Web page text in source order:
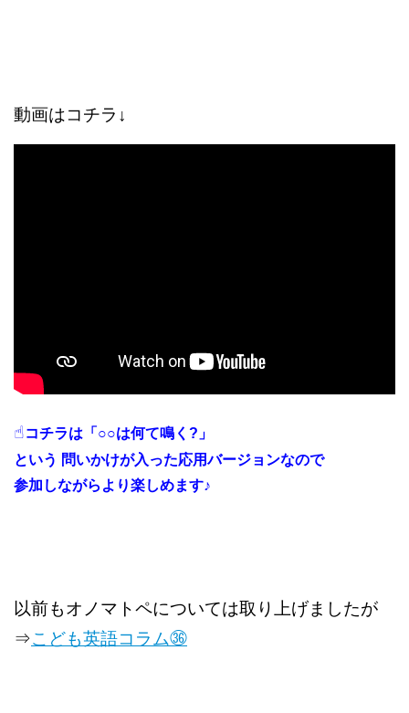
動画はコチラ↓
☝︎コチラは「○○は何て鳴く?」
という 問いかけが入った応用バージョンなので
参加しながらより楽しめます♪
以前もオノマトペについては取り上げましたが
⇒こども英語コラム㊱